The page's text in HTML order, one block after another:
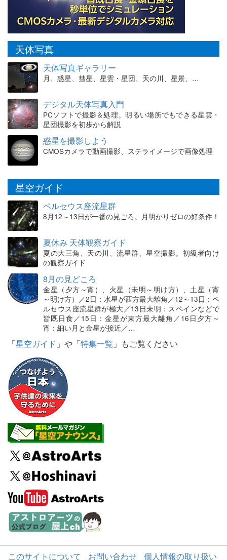
天体写真
天体写真ギャラリー
月、惑星、彗星、星雲・星団、天の川、星景、…
デジタル天体写真入門
PCソフトで撮影＆処理。明るい場所でもできる星雲・
星団撮影を初歩から解説
惑星を撮影しよう
CMOSカメラで動画撮影、ステライメージで画像処理
星空ガイド
ペルセウス座流星群
8月12～13日が一番の見ごろ。月明かりゼロの好条件！
夏休み 天体観察ガイド
夏の大三角、天の川、流星群、星空撮影。初級者向け
の観察ガイド
8月の見どころ
金星（夕方～宵）、火星（未明～明け方）、土星（宵
～明け方）／2日：水星が西方最大離角／12～13日：ペ
ルセウス座流星群が極大／13日未明：スペインなどで
皆既日食／15日：金星が東方最大離角／16日夕方～
宵：細い月と金星が接近／…
「星空ガイド 」や「特集一覧 」もご覧ください
このサイトについて お問い合わせ 個人情報の取り扱い